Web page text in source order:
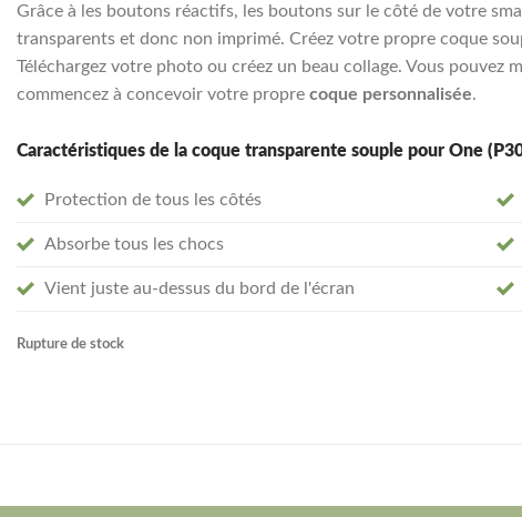
Grâce à les boutons réactifs, les boutons sur le côté de votre
transparents et donc non imprimé. Créez votre propre coque
Téléchargez votre photo ou créez un beau collage. Vous pouvez
commencez à concevoir votre propre coque personnalisée.
Caractéristiques de la coque transparente souple pour One
Protection de tous les côtés
Absorbe tous les chocs
Vient juste au-dessus du bord de l'écran
Rupture de stock